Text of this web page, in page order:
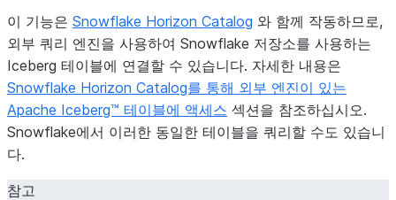
이 기능은 Snowflake Horizon Catalog 와 함께 작동하므로,
외부 쿼리 엔진을 사용하여 Snowflake 저장소를 사용하는
Iceberg 테이블에 연결할 수 있습니다. 자세한 내용은
Snowflake Horizon Catalog를 통해 외부 엔진이 있는
Apache Iceberg™ 테이블에 액세스 섹션을 참조하십시오.
Snowflake에서 이러한 동일한 테이블을 쿼리할 수도 있습니
다.
참고